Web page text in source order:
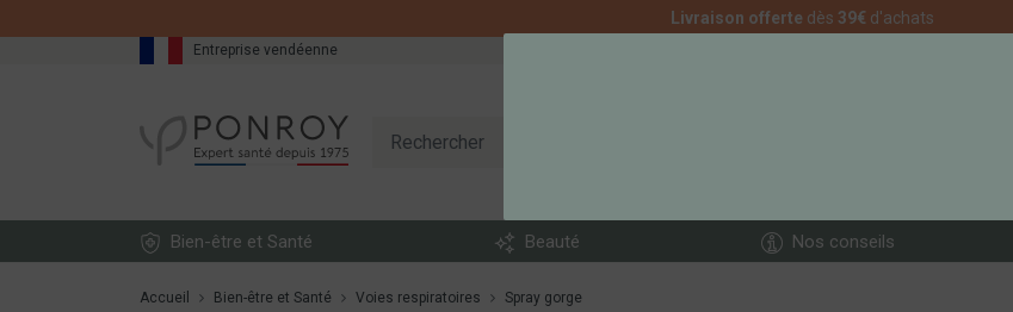
Livraison offerte dès 39€ d'achats
Bien-être et Santé Beauté Nos conseils
Entreprise vendéenne
Accueil Bien-être et Santé Voies respiratoires Spray gorge